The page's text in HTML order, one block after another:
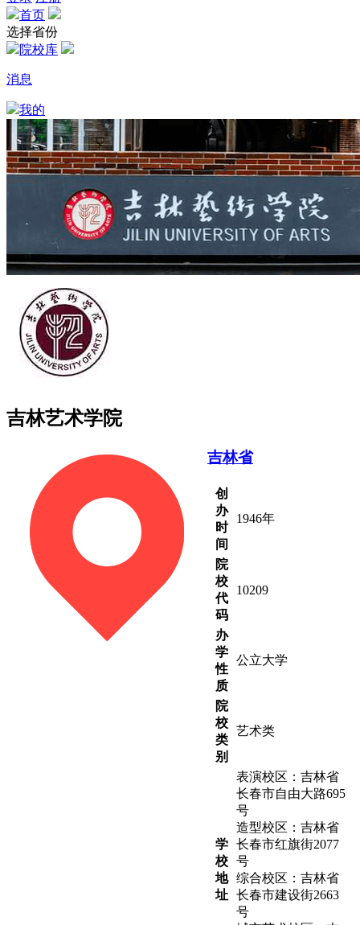
首页
选择省份
院校库
消息
我的
吉林艺术学院
吉林省
创
办
时
间
1946年
院
校
代
码
10209
办
学
性
质
公立大学
院
校
类
别
艺术类
学
校
地
址
表演校区：吉林省
长春市自由大路695
号
造型校区：吉林省
长春市红旗街2077
号
综合校区：吉林省
长春市建设街2663
号